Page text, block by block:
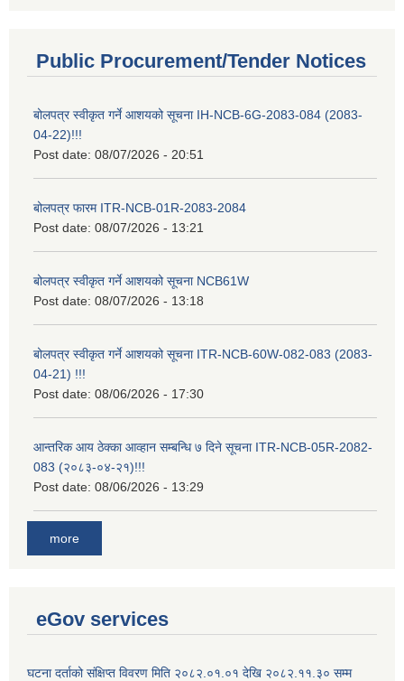
Public Procurement/Tender Notices
बोलपत्र स्वीकृत गर्ने आशयको सूचना IH-NCB-6G-2083-084 (2083-
04-22)!!!
Post date: 08/07/2026 - 20:51
बोलपत्र फारम ITR-NCB-01R-2083-2084
Post date: 08/07/2026 - 13:21
बोलपत्र स्वीकृत गर्ने आशयको सूचना NCB61W
Post date: 08/07/2026 - 13:18
बोलपत्र स्वीकृत गर्ने आशयको सूचना ITR-NCB-60W-082-083 (2083-
04-21) !!!
Post date: 08/06/2026 - 17:30
आन्तरिक आय ठेक्का आव्हान सम्बन्धि ७ दिने सूचना ITR-NCB-05R-2082-
083 (२०८३-०४-२१)!!!
Post date: 08/06/2026 - 13:29
more
eGov services
घटना दर्ताको संक्षिप्त विवरण मिति २०८२.०१.०१ देखि २०८२.११.३० सम्म